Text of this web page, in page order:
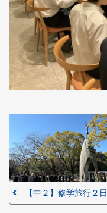
【中２】修学旅行２